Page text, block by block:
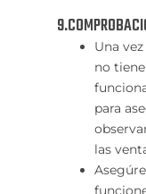
Una
no
para
las